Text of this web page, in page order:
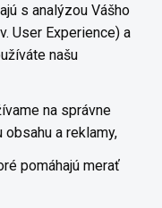
s analýzou Vášho
User Experience) a
našu
na správne
a reklamy,
pomáhajú merať